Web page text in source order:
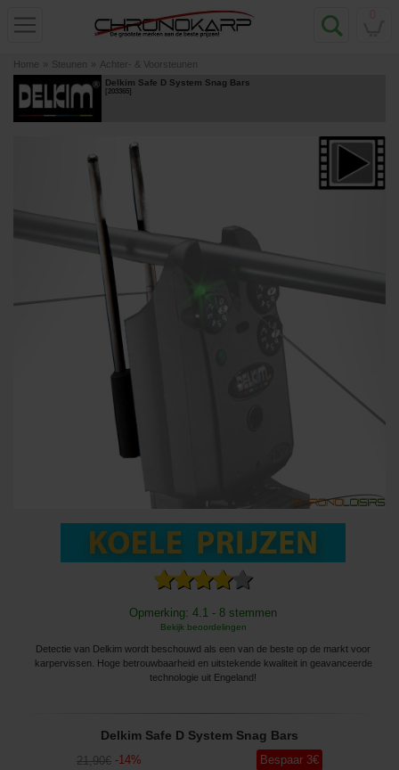
Home » Steunen » Achter- & Voorsteunen
Delkim Safe D System Snag Bars
[203365]
Opmerking: 4.1 - 8 stemmen
Bekijk beoordelingen
Detectie van Delkim wordt beschouwd als een van de beste op de markt voor
karpervissen. Hoge betrouwbaarheid en uitstekende kwaliteit in geavanceerde
technologie uit Engeland!
Delkim Safe D System Snag Bars
21,90€ -14% Bespaar 3€